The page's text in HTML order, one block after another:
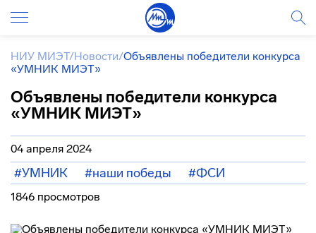
НИУ МИЭТ/Новости/Объявлены победители конкурса
«УМНИК МИЭТ»
Объявлены победители конкурса
«УМНИК МИЭТ»
04 апреля 2024
#УМНИК #наши победы #ФСИ
1846 просмотров